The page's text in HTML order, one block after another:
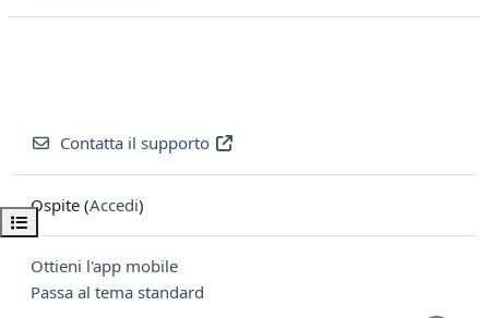
Apri indice del corso
Contatta il supporto
Ospite (Accedi)
Ottieni l'app mobile
Passa al tema standard